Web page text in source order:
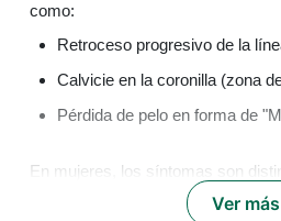
como:
Retroceso progresivo de la
Calvicie en la coronilla (zona
Pérdida de pelo en forma de
En mujeres, los síntomas son
Adelgazamiento difuso delVer más